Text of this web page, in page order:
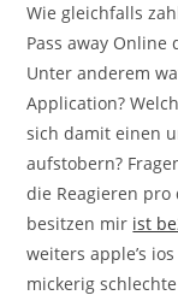
Wie gleichfalls
Pass away
Unter anderem
Application?
sich damit einen
aufstobern?
die Reagieren
besitzen mir ist
weiters apple’s
mickerig